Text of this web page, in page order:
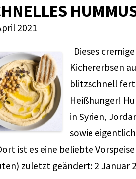
2021
Dieses
Kichererbsen
blitzschnell
Heißhunger!
in Syrien,
sowie
ist es eine beliebte
zuletzt geändert: 2 Januar